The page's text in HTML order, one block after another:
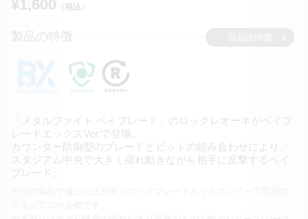
¥1,600 （税込）
製品の特徴
「メタルファイト ベイブレード」のロックレオーネが ベイブ
レードエックスVer.で登場。
カウンター防御型のブレードとビットの組み合わせにより、
スタジアム中央で大きく揺れ動きながら相手に反撃する ベイ
ブレード。